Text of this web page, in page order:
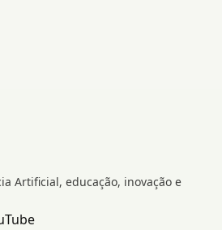
Artificial, educação, inovação e